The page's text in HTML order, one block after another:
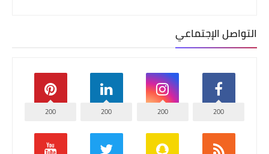
التواصل الإجتماعي
200
200
200
200